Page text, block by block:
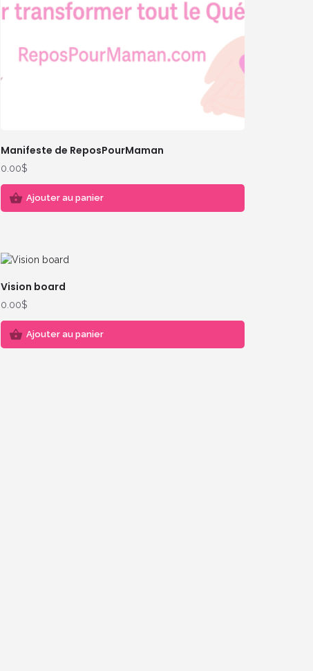
Manifeste de ReposPourMaman
0.00$
Ajouter au panier
Vision board
0.00$
Ajouter au panier